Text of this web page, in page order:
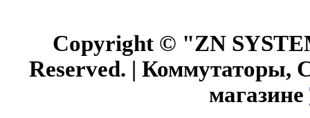
Copyright © "ZN
Reserved. | Коммутаторы,
магазине